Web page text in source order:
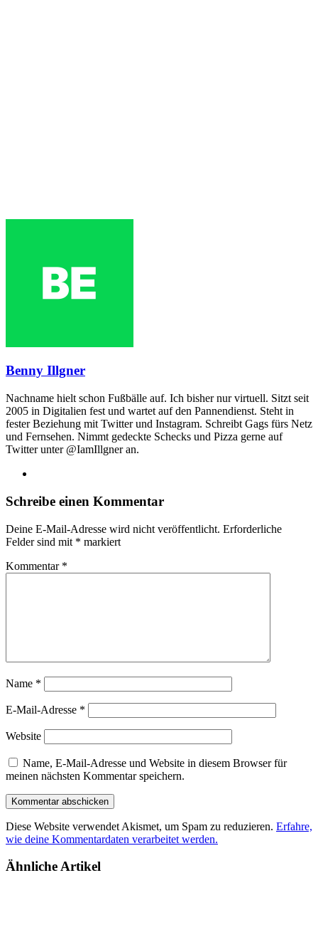
Benny Illgner
Nachname hielt schon Fußbälle auf. Ich bisher nur virtuell. Sitzt seit
2005 in Digitalien fest und wartet auf den Pannendienst. Steht in
fester Beziehung mit Twitter und Instagram. Schreibt Gags fürs Netz
und Fernsehen. Nimmt gedeckte Schecks und Pizza gerne auf
Twitter unter @IamIllgner an.
Schreibe einen Kommentar
Deine E-Mail-Adresse wird nicht veröffentlicht. Erforderliche
Felder sind mit * markiert
Kommentar *
Name *
E-Mail-Adresse *
Website
Name, E-Mail-Adresse und Website in diesem Browser für
meinen nächsten Kommentar speichern.
Diese Website verwendet Akismet, um Spam zu reduzieren. Erfahre,
wie deine Kommentardaten verarbeitet werden.
Ähnliche Artikel